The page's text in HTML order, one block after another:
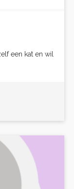
een kat en wil